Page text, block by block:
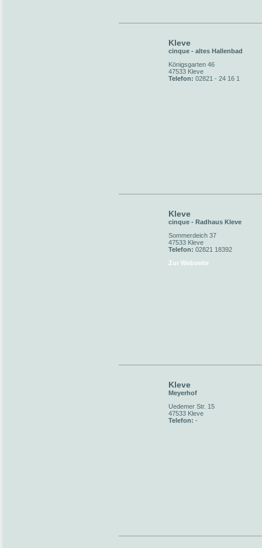
Kleve
cinque - altes Hallenbad
Königsgarten 46
47533 Kleve
Telefon: 02821 - 24 16 1
Kleve
cinque - Radhaus Kleve
Sommerdeich 37
47533 Kleve
Telefon: 02821 18392
Zur Webseite
Kleve
Meyerhof
Uedemer Str. 15
47533 Kleve
Telefon: -